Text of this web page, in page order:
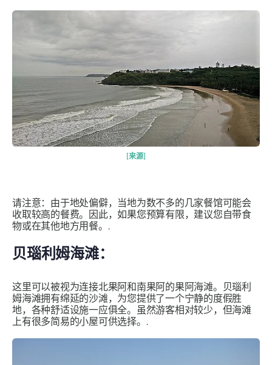
[来源]
请注意：由于地处偏僻，当地为数不多的几家餐馆可能会
收取较高的餐费。因此，如果您预算有限，建议您自带食
物或在其他地方用餐。.
贝瑙利姆海滩：
这里可以被视为连接北果阿和南果阿的果阿海滩。贝瑙利
姆海滩拥有绵延的沙滩，为您提供了一个宁静的度假胜
地，各种舒适设施一应俱全。虽然游客相对较少，但海滩
上有很多简易的小屋可供选择。.